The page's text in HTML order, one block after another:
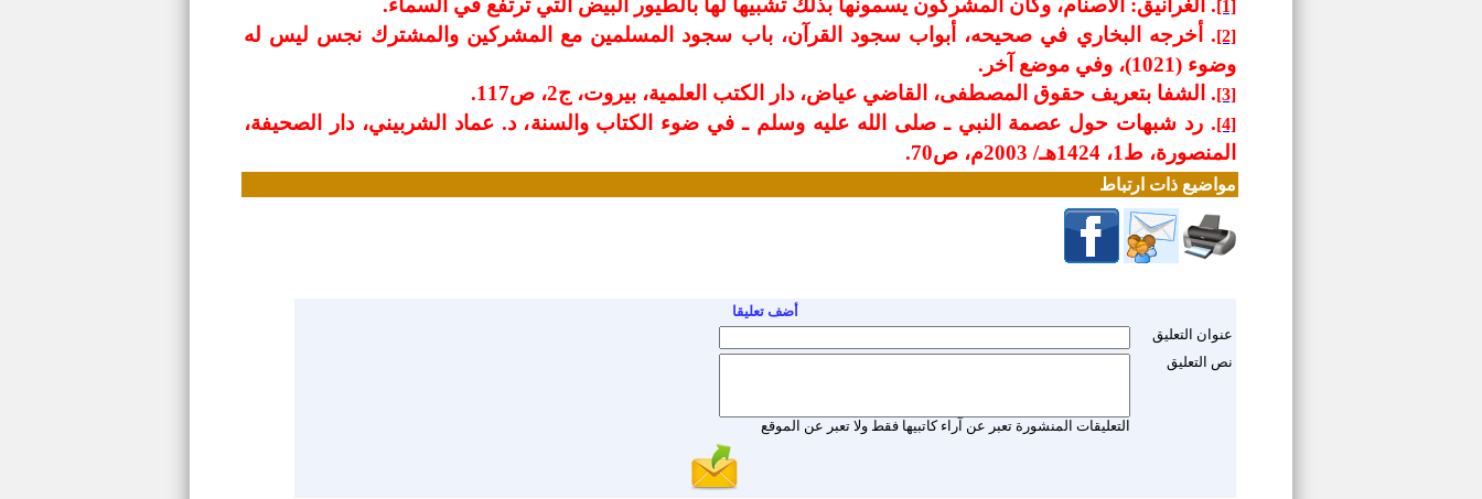
[1]. الغرانيق: الأصنام، وكان المشركون يسمونها بذلك تشبيها لها بالطيور البيض التي ترتفع في السماء.
[2]. أخرجه البخاري في صحيحه، أبواب سجود القرآن، باب سجود المسلمين مع المشركين والمشترك نجس ليس له
وضوء (1021)، وفي موضع آخر.
[3]. الشفا بتعريف حقوق المصطفى، القاضي عياض، دار الكتب العلمية، بيروت، ج2، ص117.
[4]. رد شبهات حول عصمة النبي ـ صلى الله عليه وسلم ـ في ضوء الكتاب والسنة، د. عماد الشربيني، دار الصحيفة،
المنصورة، ط1، 1424هـ/ 2003م، ص70.
مواضيع ذات ارتباط
أضف تعليقا
عنوان التعليق
نص التعليق
التعليقات المنشورة تعبر عن آراء كاتبيها فقط ولا تعبر عن الموقع